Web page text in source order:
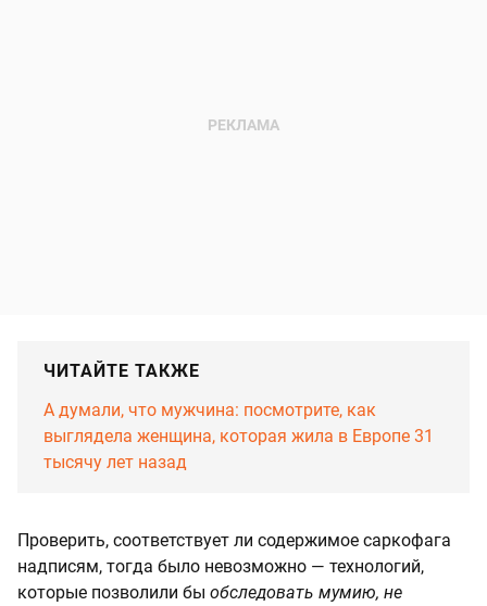
ЧИТАЙТЕ ТАКЖЕ
А думали, что мужчина: посмотрите, как
выглядела женщина, которая жила в Европе 31
тысячу лет назад
Проверить, соответствует ли содержимое саркофага
надписям, тогда было невозможно — технологий,
которые позволили бы обследовать мумию, не